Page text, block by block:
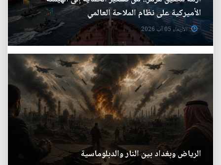
الأميركية على نظام الملاحة العالمي
الأربعاء 05 آب 2026
الرياض وبغداد بين النار والدبلوماسية